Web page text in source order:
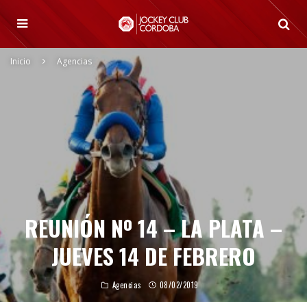
Inicio Agencias
REUNIÓN Nº 14 – LA PLATA –
JUEVES 14 DE FEBRERO
Agencias 08/02/2019